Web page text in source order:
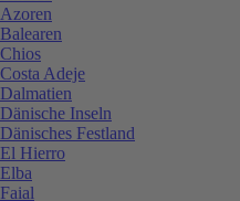
Azoren
Balearen
Chios
Costa Adeje
Dalmatien
Dänische Inseln
Dänisches Festland
El Hierro
Elba
Faial